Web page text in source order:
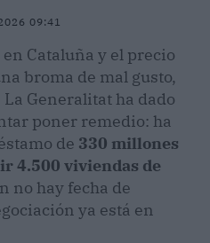
09:41
Cataluña y el precio
broma de mal gusto,
Generalitat ha dado
poner remedio: ha
de 330 millones
4.500 viviendas de
no hay fecha de
ya está en